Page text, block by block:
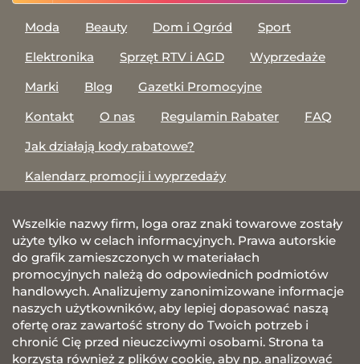
Moda Beauty Dom i Ogród
Sport
Elektronika
Sprzęt RTV i AGD
Wyprzedaże
Marki
Blog
Gazetki Promocyjne
Kontakt
O nas Regulamin Rabater
FAQ
Jak działają kody rabatowe?
Kalendarz promocji i wyprzedaży
Wszelkie nazwy firm, loga oraz znaki towarowe zostały
użyte tylko w celach informacyjnych. Prawa autorskie
do grafik zamieszczonych w materiałach
promocyjnych należą do odpowiednich podmiotów
handlowych. Analizujemy zanonimizowane informacje
naszych użytkowników, aby lepiej dopasować naszą
ofertę oraz zawartość strony do Twoich potrzeb i
chronić Cię przed nieuczciwymi osobami. Strona ta
korzysta również z plików cookie, aby np. analizować